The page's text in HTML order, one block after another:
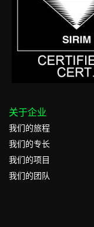
关于企业
我们的旅程
我们的专⻓
我们的项目
我们的团队